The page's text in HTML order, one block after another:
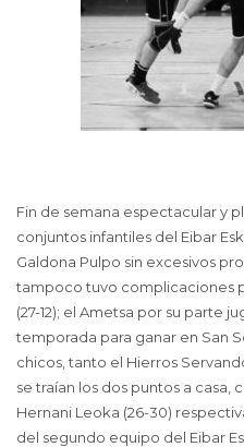
Fin de semana espectacular y
conjuntos infantiles del Eibar
Galdona Pulpo sin excesivos
tampoco tuvo complicaciones
(27-12); el Ametsa por su parte
temporada para ganar en San
chicos, tanto el Hierros
se traían los dos puntos a casa,
Hernani Leoka (26-30)
del segundo equipo del Eibar